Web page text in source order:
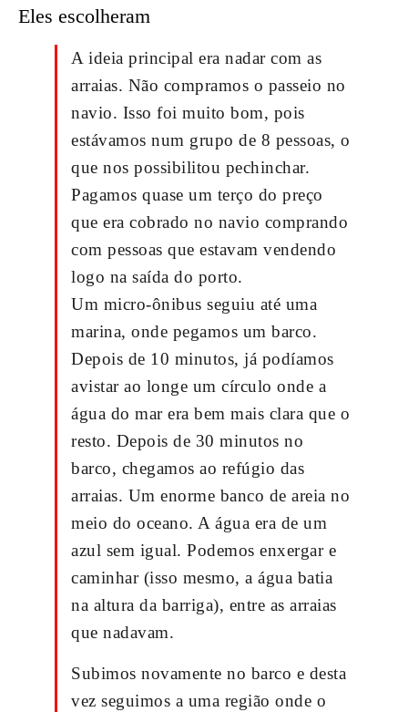
Eles escolheram
A ideia principal era nadar com as
arraias. Não compramos o passeio no
navio. Isso foi muito bom, pois
estávamos num grupo de 8 pessoas, o
que nos possibilitou pechinchar.
Pagamos quase um terço do preço
que era cobrado no navio comprando
com pessoas que estavam vendendo
logo na saída do porto.
Um micro-ônibus seguiu até uma
marina, onde pegamos um barco.
Depois de 10 minutos, já podíamos
avistar ao longe um círculo onde a
água do mar era bem mais clara que o
resto. Depois de 30 minutos no
barco, chegamos ao refúgio das
arraias. Um enorme banco de areia no
meio do oceano. A água era de um
azul sem igual. Podemos enxergar e
caminhar (isso mesmo, a água batia
na altura da barriga), entre as arraias
que nadavam.
Subimos novamente no barco e desta
vez seguimos a uma região onde o